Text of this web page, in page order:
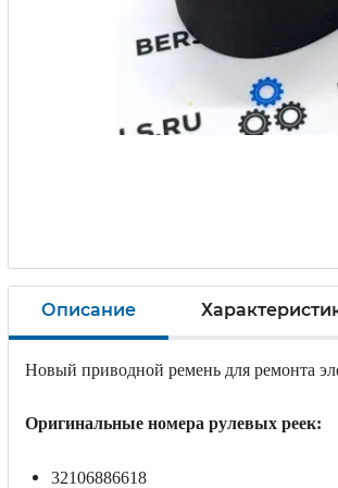
Описание
Новый приводной ремень для ремонта
Оригинальные номера рулевых реек:
32106886618